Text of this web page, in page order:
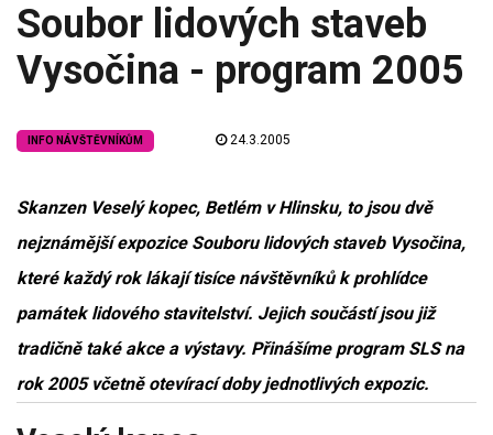
Soubor lidových staveb
Vysočina - program 2005
INFO NÁVŠTĚVNÍKŮM 24.3.2005
Skanzen Veselý kopec, Betlém v Hlinsku, to jsou dvě
nejznámější expozice Souboru lidových staveb Vysočina,
které každý rok lákají tisíce návštěvníků k prohlídce
památek lidového stavitelství. Jejich součástí jsou již
tradičně také akce a výstavy. Přinášíme program SLS na
rok 2005 včetně otevírací doby jednotlivých expozic.